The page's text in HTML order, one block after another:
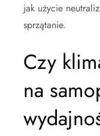
jak użycie
sprzątanie.
Czy
na